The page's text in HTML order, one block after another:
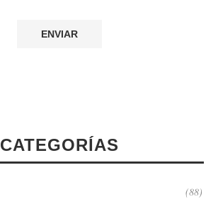
CATEGORÍAS
(88)